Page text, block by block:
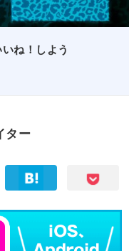
ね！しよう
ター